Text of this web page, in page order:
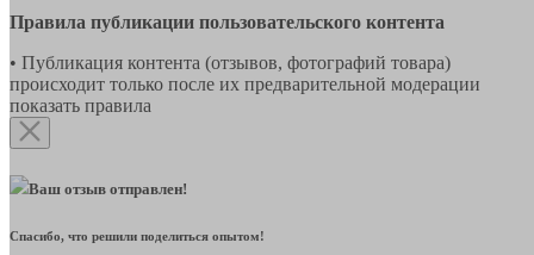
Правила публикации пользовательского контента
• Публикация контента (отзывов, фотографий товара)
происходит только после их предварительной модерации
показать правила
Ваш отзыв отправлен!
Спасибо, что решили поделиться опытом!